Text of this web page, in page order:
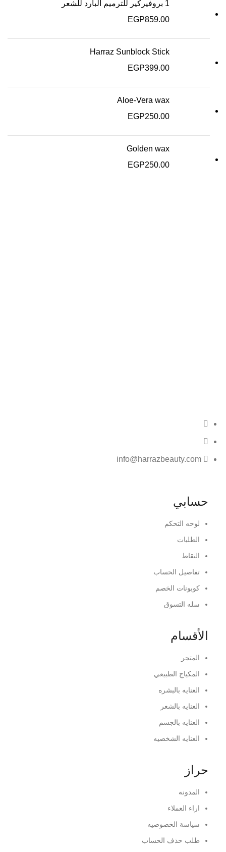
1 بروفيركير للترميم البارد للشعر
EGP859.00
Harraz Sunblock Stick
EGP399.00
Aloe-Vera wax
EGP250.00
Golden wax
EGP250.00
info@harrazbeauty.com
حسابي
لوحه التحكم
الطلبات
النقاط
تفاصيل الحساب
كوبونات الخصم
سله التسوق
الأقسام
المتجر
المكياج الطبيعي
العنايه بالبشره
العنايه بالشعر
العنايه بالجسم
العنايه الشخصيه
حراز
المدونه
اراء العملاء
سياسة الخصوصيه
طلب حذف الحساب